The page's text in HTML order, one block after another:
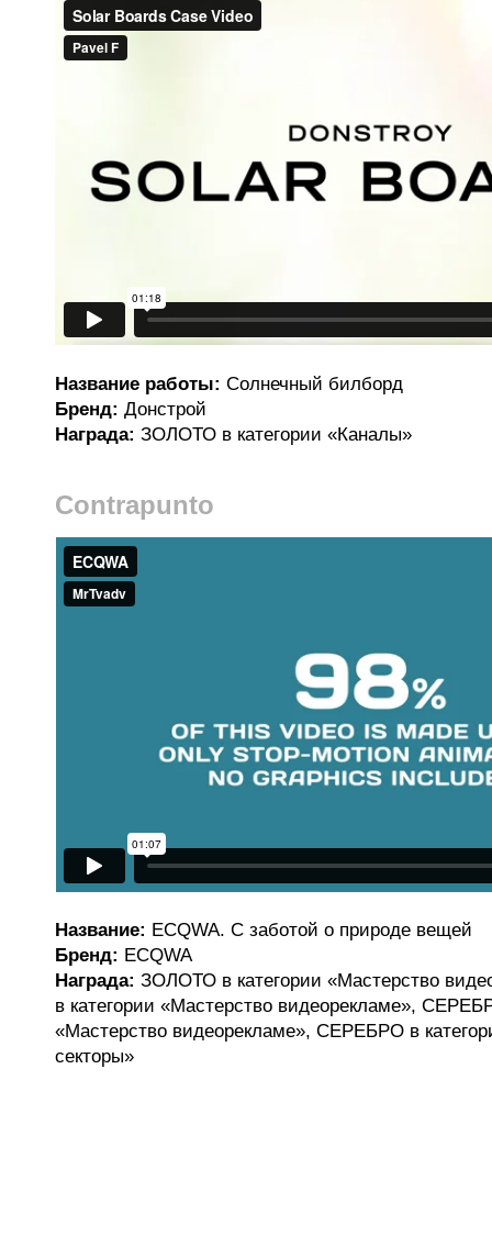
Название работы: Солнечный билборд
Бренд: Донстрой
Награда: ЗОЛОТО в категории «Каналы»
Contrapunto
Название: ECQWA. С заботой о природе вещей
Бренд: ECQWA
Награда: ЗОЛОТО в категории «Мастерство
в категории «Мастерство видеорекламе»,
«Мастерство видеорекламе», СЕРЕБРО в
секторы»